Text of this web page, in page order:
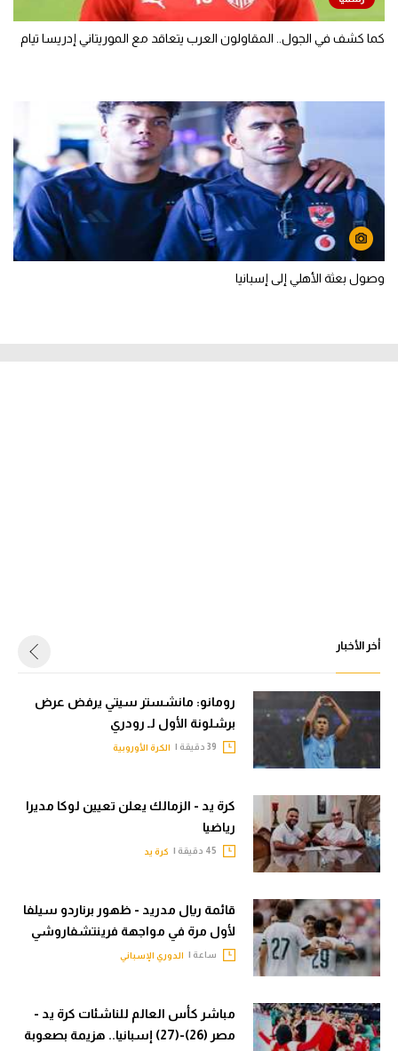
كما كشف في الجول.. المقاولون العرب يتعاقد مع الموريتاني إدريسا تيام
وصول بعثة الأهلي إلى إسبانيا
أخر الأخبار
رومانو: مانشستر سيتي يرفض عرض
برشلونة الأول لـ رودري
الكرة الأوروبية
كرة يد - الزمالك يعلن تعيين لوكا مديرا
رياضيا
كرة يد
قائمة ريال مدريد - ظهور برناردو سيلفا
لأول مرة في مواجهة فرينتشفاروشي
ساعة | الدوري الإسباني
مباشر كأس العالم للناشئات كرة يد -
مصر (26)-(27) إسبانيا.. هزيمة بصعوبة